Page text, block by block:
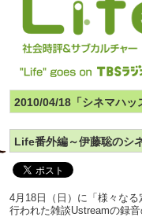
2010/04/18「シネマハッ
Life番外編～伊藤聡のシ
4月18日（日）に「様々な
行われた雑談Ustreamの録